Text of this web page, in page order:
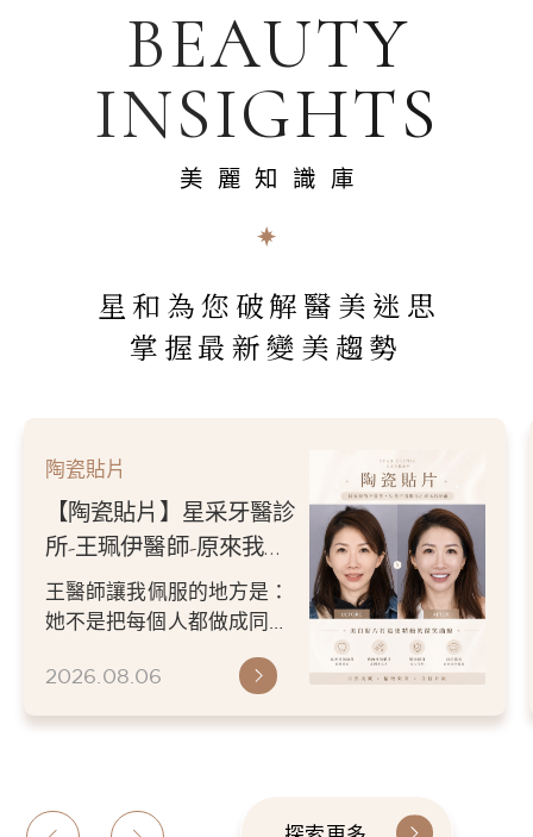
BEAUTY
INSIGHTS
美麗知識庫
星和為您破解醫美迷思
掌握最新變美趨勢
的
自己
是：
同一
陶瓷貼片
【陶瓷貼片】星采牙
所-王珮伊醫師-從門
到自信笑容：美白貼
造更精緻的微笑曲線
王珮伊醫師在規劃貼片
除了考量牙齒本身條件
會從臉型比例、唇型弧
微笑方式等細節出發，
2026.06.26